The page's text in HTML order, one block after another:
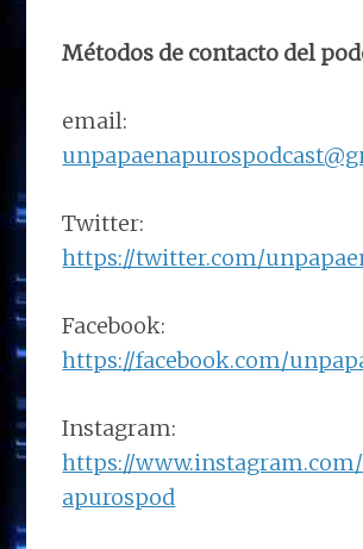
Métodos de contacto del
email:
Twitter:
https://twitter.com/
Facebook:
https://facebook.com/
Instagram:
https://
apurospod